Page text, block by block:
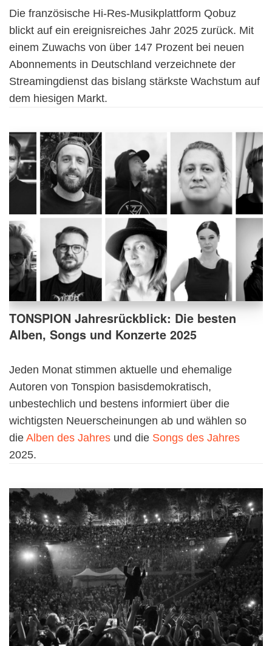
Die französische Hi-Res-Musikplattform Qobuz
blickt auf ein ereignisreiches Jahr 2025 zurück. Mit
einem Zuwachs von über 147 Prozent bei neuen
Abonnements in Deutschland verzeichnete der
Streamingdienst das bislang stärkste Wachstum auf
dem hiesigen Markt.
TONSPION Jahresrückblick: Die besten
Alben, Songs und Konzerte 2025
Jeden Monat stimmen aktuelle und ehemalige
Autoren von Tonspion basisdemokratisch,
unbestechlich und bestens informiert über die
wichtigsten Neuerscheinungen ab und wählen so
die Alben des Jahres und die Songs des Jahres
2025.